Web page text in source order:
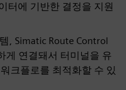
터에 기반한 결정을 지원
, Simatic Route Control
게 연결돼서 터미널을 유
크플로를 최적화할 수 있